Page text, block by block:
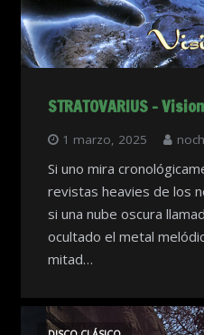
STRATOVARIUS –
1 marzo, 2025
Si uno mira
revistas heavies de los
si una nube oscura
ocultado el metal
mitad…